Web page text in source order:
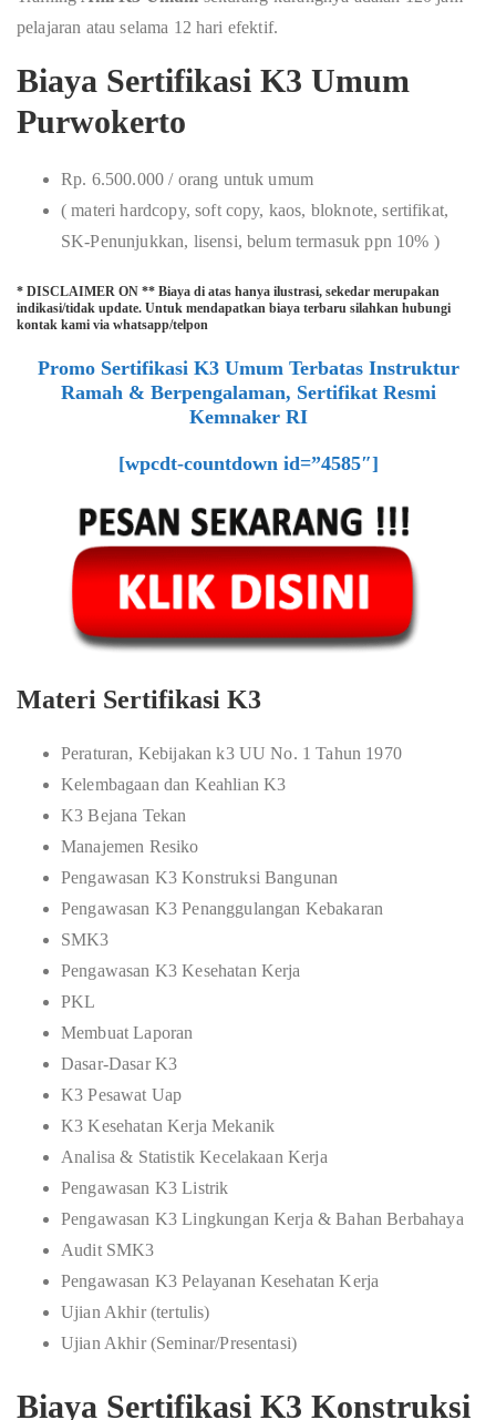
pelajaran atau selama 12 hari efektif.
Biaya Sertifikasi K3 Umum
Purwokerto
Rp. 6.500.000 / orang untuk umum
( materi hardcopy, soft copy, kaos, bloknote, sertifikat,
SK-Penunjukkan, lisensi, belum termasuk ppn 10% )
* DISCLAIMER ON ** Biaya di atas hanya ilustrasi, sekedar merupakan
indikasi/tidak update. Untuk mendapatkan biaya terbaru silahkan hubungi
kontak kami via whatsapp/telpon
Promo Sertifikasi K3 Umum Terbatas Instruktur
Ramah & Berpengalaman, Sertifikat Resmi
Kemnaker RI
[wpcdt-countdown id=”4585″]
Materi Sertifikasi K3
Peraturan, Kebijakan k3 UU No. 1 Tahun 1970
Kelembagaan dan Keahlian K3
K3 Bejana Tekan
Manajemen Resiko
Pengawasan K3 Konstruksi Bangunan
Pengawasan K3 Penanggulangan Kebakaran
SMK3
Pengawasan K3 Kesehatan Kerja
PKL
Membuat Laporan
Dasar-Dasar K3
K3 Pesawat Uap
K3 Kesehatan Kerja Mekanik
Analisa & Statistik Kecelakaan Kerja
Pengawasan K3 Listrik
Pengawasan K3 Lingkungan Kerja & Bahan Berbahaya
Audit SMK3
Pengawasan K3 Pelayanan Kesehatan Kerja
Ujian Akhir (tertulis)
Ujian Akhir (Seminar/Presentasi)
Biaya Sertifikasi K3 Konstruksi